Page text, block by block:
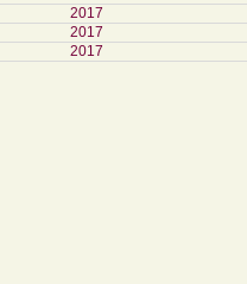
2017
2017
2017